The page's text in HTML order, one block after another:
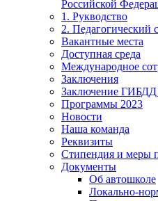
Российской
1. Рукводство
2. Педагогический
Вакантные места
Доступная среда
Международное
Заключения
Заключение ГИБДД
Программы 2023
Новости
Наша команда
Реквизиты
Стипендия и меры
Документы
Об автошколе
Локально-